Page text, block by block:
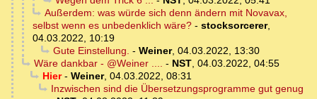
Außerdem: was würde sich denn ändern mit Novavax,
selbst wenn es unbedenklich wäre? - stocksorcerer,
04.03.2022, 10:19
Gute Einstellung. - Weiner, 04.03.2022, 13:30
Wäre dankbar - @Weiner .... - NST, 04.03.2022, 04:55
Hier- Weiner, 04.03.2022, 08:31
Inzwischen sind die Übersetzungsprogramme gut genug